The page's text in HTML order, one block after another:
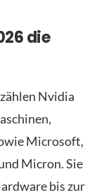
die
Nvidia
Microsoft,
Micron. Sie
bis zur